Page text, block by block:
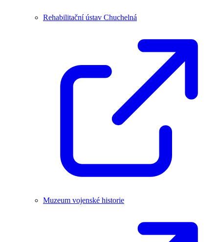
Rehabilitační ústav Chuchelná
Muzeum vojenské historie